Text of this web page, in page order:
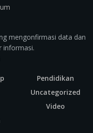
mengonfirmasi data dan
informasi.
Pendidikan
Uncategorized
Video